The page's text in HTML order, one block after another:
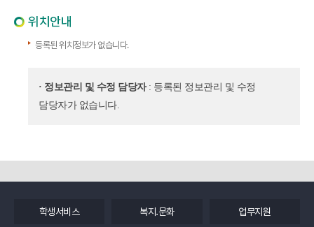
위치안내
등록된 위치정보가 없습니다.
· 정보관리 및 수정 담당자: 등록된 정보관리 및 수정
담당자가 없습니다.
학생서비스 복지.문화 업무지원